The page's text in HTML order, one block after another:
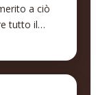
a ciò
tutto il
di
ha fatto
che